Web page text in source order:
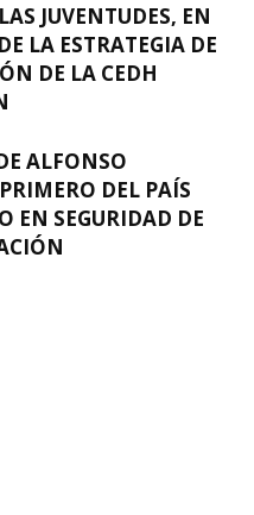
JUVENTUDES, EN
LA ESTRATEGIA DE
DE LA CEDH
ALFONSO
DEL PAÍS
EN SEGURIDAD DE